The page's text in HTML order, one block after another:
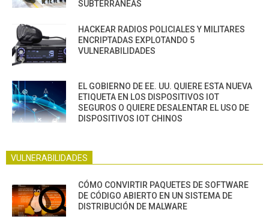
SUBTERRÁNEAS
HACKEAR RADIOS POLICIALES Y MILITARES
ENCRIPTADAS EXPLOTANDO 5
VULNERABILIDADES
EL GOBIERNO DE EE. UU. QUIERE ESTA NUEVA
ETIQUETA EN LOS DISPOSITIVOS IOT
SEGUROS O QUIERE DESALENTAR EL USO DE
DISPOSITIVOS IOT CHINOS
VULNERABILIDADES
CÓMO CONVIRTIR PAQUETES DE SOFTWARE
DE CÓDIGO ABIERTO EN UN SISTEMA DE
DISTRIBUCIÓN DE MALWARE